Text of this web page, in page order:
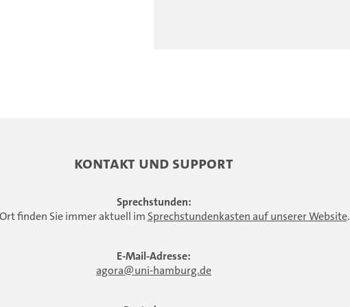
Kontakt und Support
Sprechstunden:
finden Sie immer aktuell im Sprechstundenkasten auf unserer Website.
E-Mail-Adresse:
agora
uni-hamburg.de